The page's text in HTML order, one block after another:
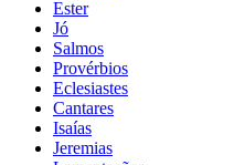
Ester
Jó
Salmos
Provérbios
Eclesiastes
Cantares
Isaías
Jeremias